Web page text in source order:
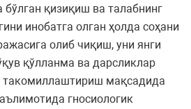
қизиқиш ва талабнинг
инобатга олган ҳолда соҳани
олиб чиқиш, уни янги
қўлланма ва дарсликлар
мақсадида
гносиологик